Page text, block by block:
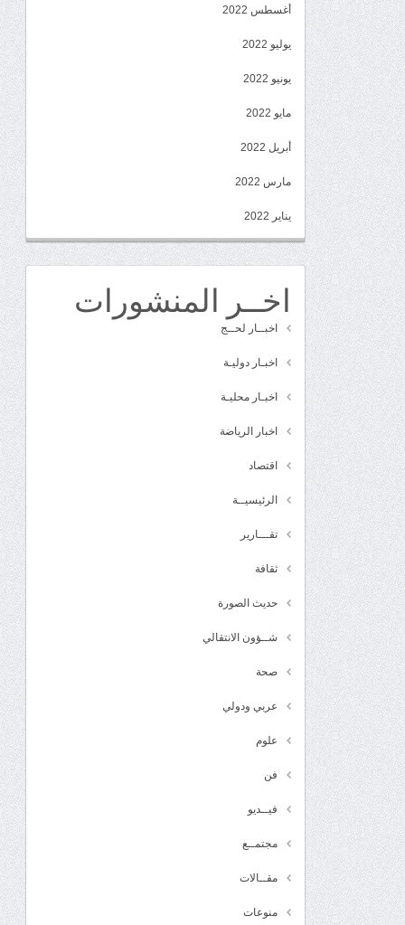
أغسطس 2022
يوليو 2022
يونيو 2022
مايو 2022
أبريل 2022
مارس 2022
يناير 2022
اخــر المنشورات
اخبــار لحــج
اخبـار دوليـة
اخبـار محليـة
اخبار الرياضة
اقتصاد
الرئيسيــة
تقـــارير
ثقافة
حديث الصورة
شــؤون الانتقالي
صحة
عربي ودولي
علوم
فن
فيــديو
مجتمــع
مقــالات
منوعات